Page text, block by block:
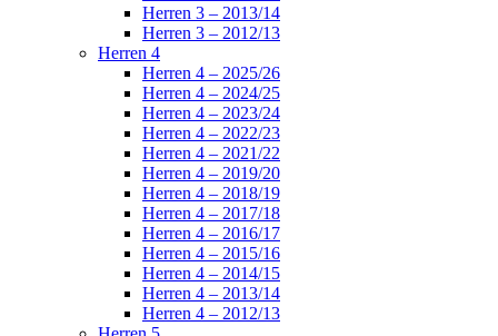
Herren 3 – 2013/14
Herren 3 – 2012/13
Herren 4
Herren 4 – 2025/26
Herren 4 – 2024/25
Herren 4 – 2023/24
Herren 4 – 2022/23
Herren 4 – 2021/22
Herren 4 – 2019/20
Herren 4 – 2018/19
Herren 4 – 2017/18
Herren 4 – 2016/17
Herren 4 – 2015/16
Herren 4 – 2014/15
Herren 4 – 2013/14
Herren 4 – 2012/13